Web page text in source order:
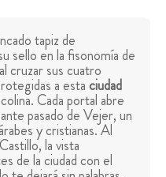
tapiz de
sello en la fisonomía de
cruzar sus cuatro
a estaciudad
Cada portal abre
pasado de Vejer, un
y cristianas. Al
la vista
de la ciudad con el